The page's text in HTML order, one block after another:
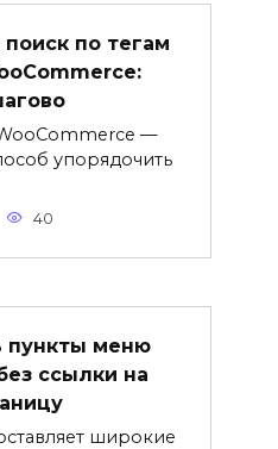
по тегам
—
упорядочить
40
пункты меню
ссылки на
широкие